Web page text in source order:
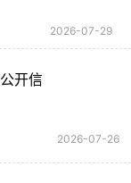
2026-07-29
开信
2026-07-26